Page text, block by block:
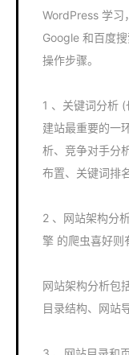
WordPress 学习
Google 和百度
操作步骤。
1 、关键词分析
建站最重要的一
析、竞争对手分
布置、关键词排
2 、网站架构分
擎 的爬虫喜好则
网站架构分析包
目录结构、网站